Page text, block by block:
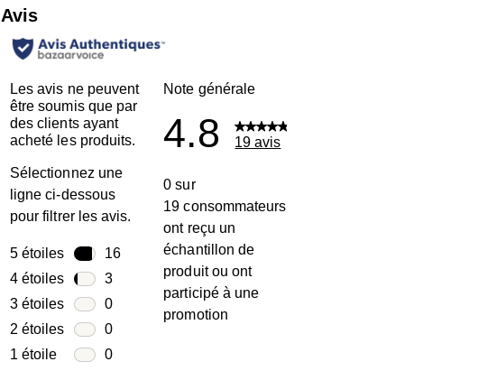
Avis
Les avis ne peuvent
être soumis que par
des clients ayant
acheté les produits.
Sélectionnez une
ligne ci-dessous
pour filtrer les avis.
5 étoiles étoiles16
16 avis avec 5 étoiles.
4 étoiles étoiles3
3 avis avec 4 étoiles.
3 étoiles étoiles0
0 avis avec 3 étoiles.
2 étoiles étoiles0
0 avis avec 2 étoiles.
1 étoile étoiles 0
Note générale
4.8 19 avis
0 sur
19 consommateurs
ont reçu un
échantillon de
produit ou ont
participé à une
promotion